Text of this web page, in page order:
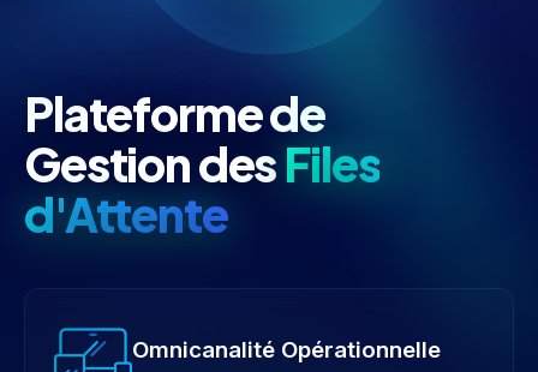
Plateforme de
Gestion desFiles
d'Attente
Omnicanalité Opérationnelle